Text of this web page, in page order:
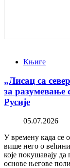
Књиге
„Лисац са
за разумевање
Русије
05.07.2026
У времену када
више него о
које покушавају
основе његове